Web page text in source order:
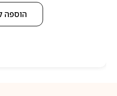
הוספה